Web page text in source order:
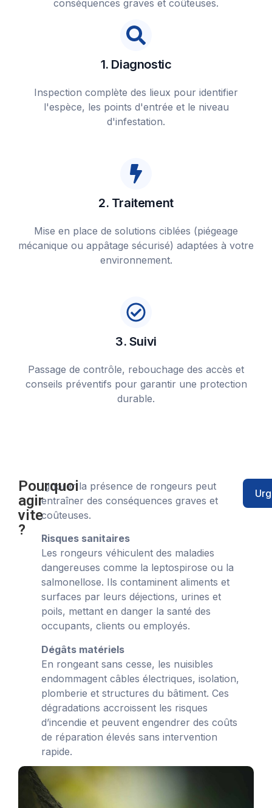
conséquences graves et coûteuses.
1. Diagnostic
Inspection complète des lieux pour identifier
l'espèce, les points d'entrée et le niveau
d'infestation.
2. Traitement
Mise en place de solutions ciblées (piégeage
mécanique ou appâtage sécurisé) adaptées à votre
environnement.
3. Suivi
Passage de contrôle, rebouchage des accès et
conseils préventifs pour garantir une protection
durable.
Pourquoi
agir
vite
?
Ignorer la présence de rongeurs peut
entraîner des conséquences graves et
coûteuses.
Risques sanitaires
Les rongeurs véhiculent des maladies
dangereuses comme la leptospirose ou la
salmonellose. Ils contaminent aliments et
surfaces par leurs déjections, urines et
poils, mettant en danger la santé des
occupants, clients ou employés.
Dégâts matériels
En rongeant sans cesse, les nuisibles
endommagent câbles électriques, isolation,
plomberie et structures du bâtiment. Ces
dégradations accroissent les risques
d’incendie et peuvent engendrer des coûts
de réparation élevés sans intervention
rapide.